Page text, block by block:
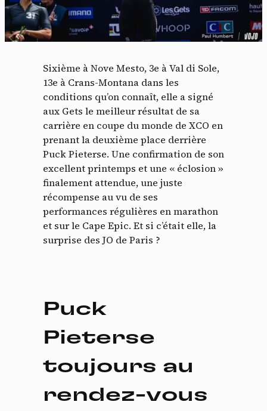
Sixième à Nove Mesto, 3e à Val di Sole,
13e à Crans-Montana dans les
conditions qu’on connaît, elle a signé
aux Gets le meilleur résultat de sa
carrière en coupe du monde de XCO en
prenant la deuxième place derrière
Puck Pieterse. Une confirmation de son
excellent printemps et une « éclosion »
finalement attendue, une juste
récompense au vu de ses
performances régulières en marathon
et sur le Cape Epic. Et si c’était elle, la
surprise des JO de Paris ?
Puck
Pieterse
toujours au
rendez-vous